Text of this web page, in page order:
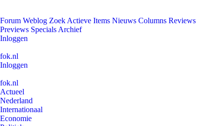
Forum Weblog Zoek Actieve Items Nieuws Columns Reviews
Previews Specials Archief
Inloggen
fok.nl
Inloggen
fok.nl
Actueel
Nederland
Internationaal
Economie